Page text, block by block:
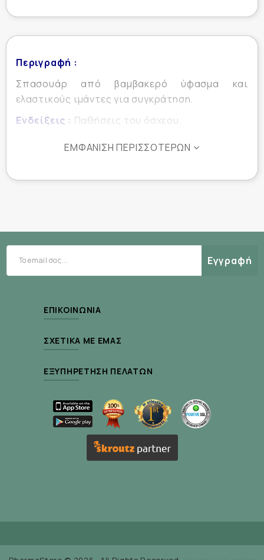
Περιγραφή :
Σπασουάρ από βαμβακερό ύφασμα και
ελαστικούς ιμάντες για συγκράτηση.
Ενδείξεις : Παθήσεις του όσχεου.
ΕΜΦΆΝΙΣΗ ΠΕΡΙΣΣΌΤΕΡΩΝ
Εγγραφή
ΕΠΙΚΟΙΝΩΝΊΑ
ΣΧΕΤΙΚΆ ΜΕ ΕΜΆΣ
ΕΞΥΠΗΡΈΤΗΣΗ ΠΕΛΑΤΏΝ